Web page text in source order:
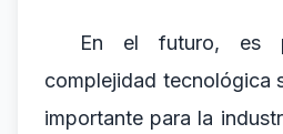
En el futuro, es
complejidad tecnológica
importante para la